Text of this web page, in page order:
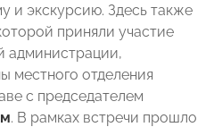
и экскурсию. Здесь также
приняли участие
администрации,
местного отделения
с председателем
. В рамках встречи прошло